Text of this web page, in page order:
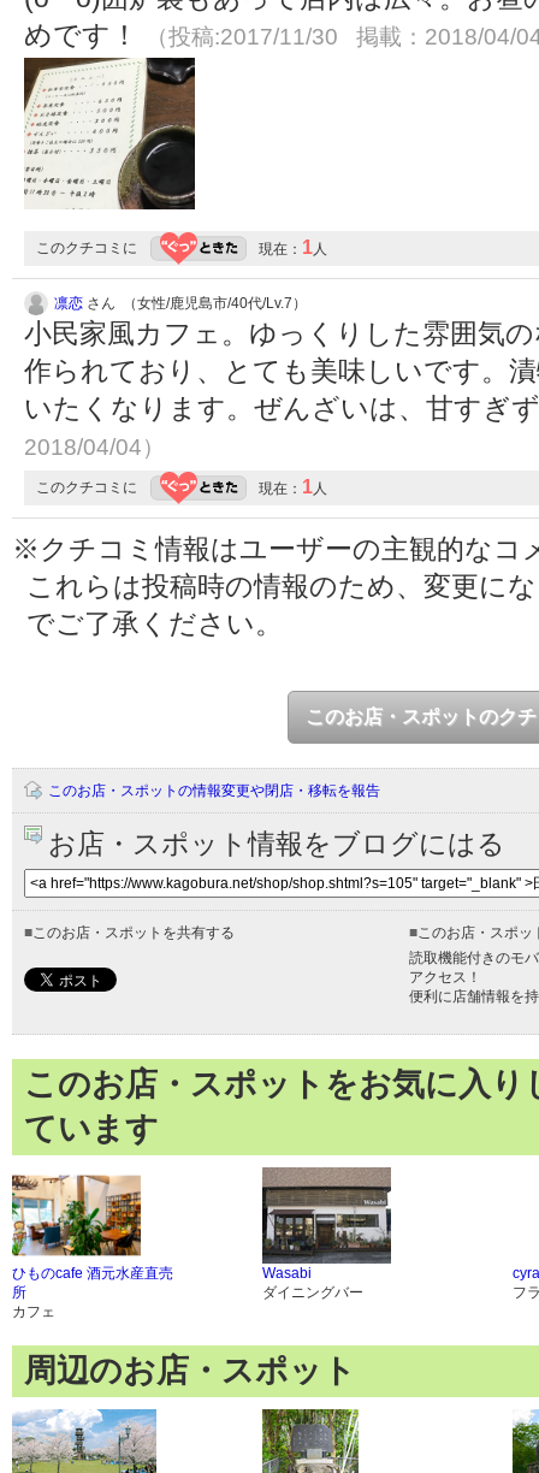
めです！
（投稿:2017/11/30 掲載：2018/04/
このクチコミに 現在： 1人
凛恋 さん （女性/鹿児島市/40代/Lv.7）
小民家風カフェ。ゆっくりした雰囲気
作られており、とても美味しいです。
いたくなります。ぜんざいは、甘すぎ
2018/04/04）
このクチコミに 現在： 1人
※クチコミ情報はユーザーの主観的なコ
これらは投稿時の情報のため、変更に
でご了承ください。
このお店・スポットのク
このお店・スポットの情報変更や閉店・移転を報告
お店・スポット情報をブログにはる
■このお店・スポットを共有する ■このお店・スポッ
読取機能付きのモ
アクセス！
便利に店舗情報を
このお店・スポットをお気に入
ています
ひものcafe 酒元水産直売
所
カフェ
Wasabi
ダイニングバー
フ
周辺のお店・スポット